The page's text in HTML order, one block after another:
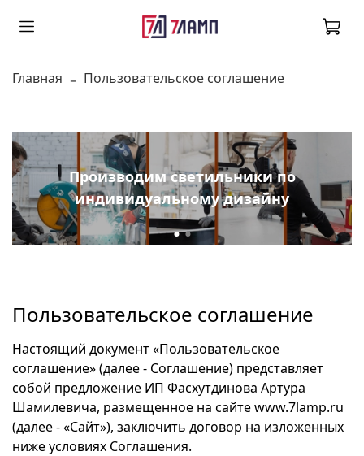
Главная Пользовательское соглашение
Производим светильники по
индивидуальному дизайну
Пользовательское соглашение
Настоящий документ «Пользовательское
соглашение» (далее - Соглашение) представляет
собой предложение ИП Фасхутдинова Артура
Шамилевича, размещенное на сайте www.7lamp.ru
(далее - «Сайт»), заключить договор на изложенных
ниже условиях Соглашения.